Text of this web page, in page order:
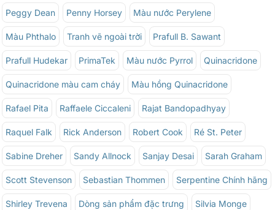
Peggy Dean Penny Horsey Màu nước Perylene
Màu Phthalo Tranh vẽ ngoài trời Prafull B. Sawant
Prafull Hudekar PrimaTek Màu nước Pyrrol Quinacridone
Quinacridone màu cam cháy Màu hồng Quinacridone
Rafael Pita Raffaele Ciccaleni Rajat Bandopadhyay
Raquel Falk Rick Anderson Robert Cook Ré St. Peter
Sabine Dreher Sandy Allnock Sanjay Desai Sarah Graham
Scott Stevenson Sebastian Thommen Serpentine Chính hãng
Shirley Trevena Dòng sản phẩm đặc trưng Silvia Monge